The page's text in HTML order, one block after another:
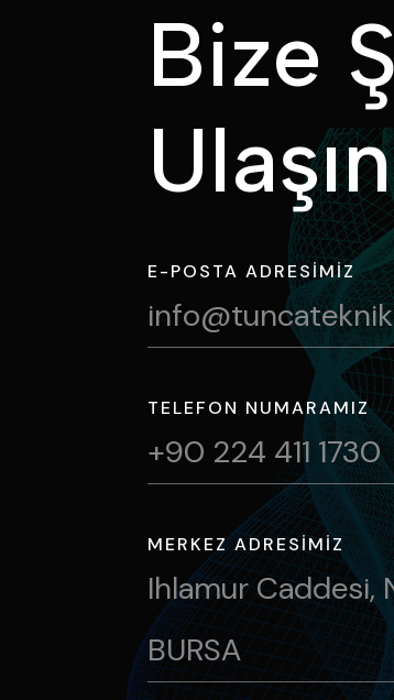
Bize Ş
Ulaşın
E-POSTA ADRESIMIZ
TELEFON NUMARAMIZ
+90 224 411 1730
MERKEZ ADRESIMIZ
Ihlamur Caddesi,
BURSA